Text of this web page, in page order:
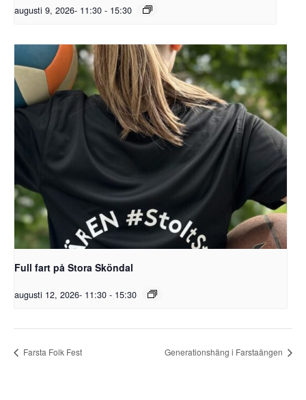
augusti 9, 2026- 11:30 - 15:30
Full fart på Stora Sköndal
augusti 12, 2026- 11:30 - 15:30
Farsta Folk Fest Generationshäng i Farstaängen